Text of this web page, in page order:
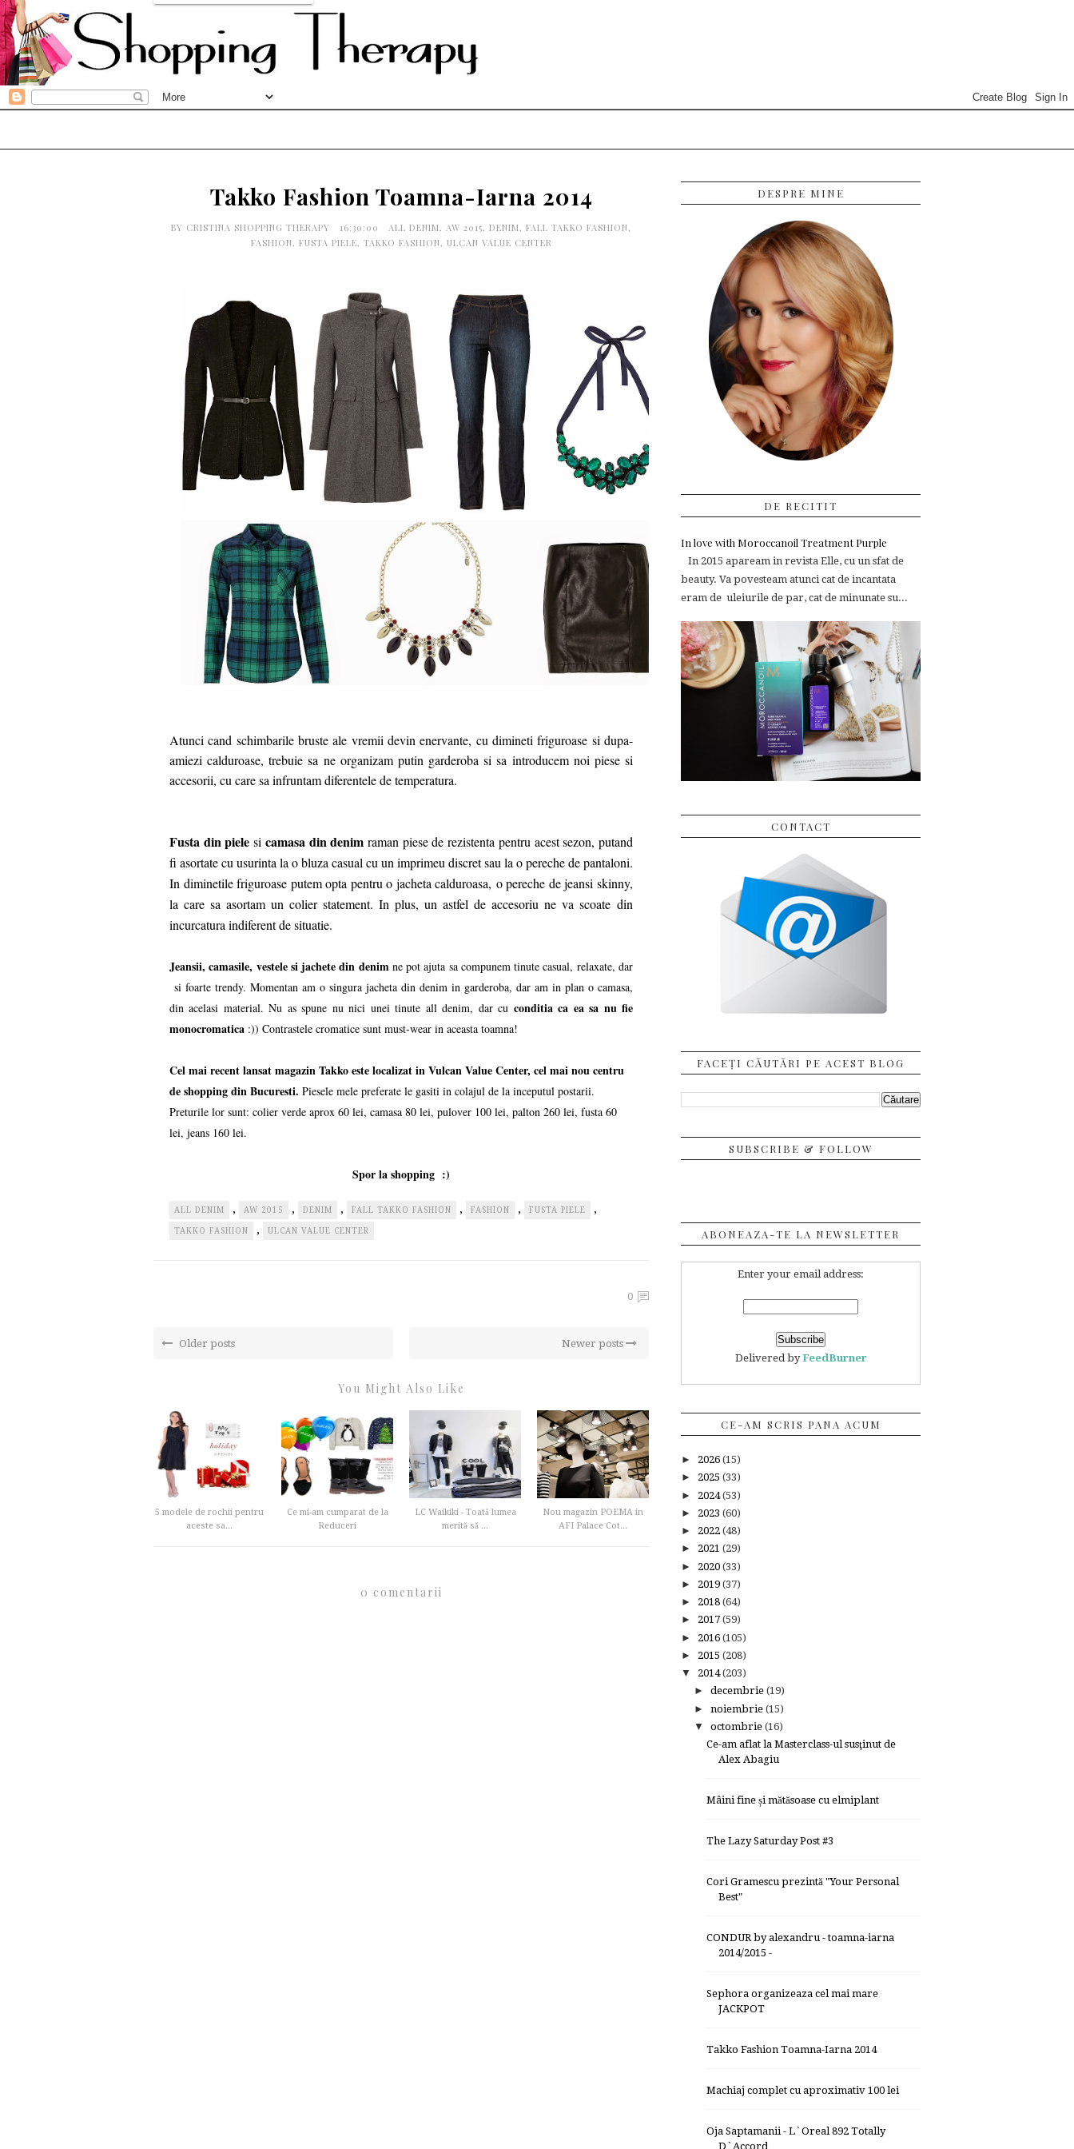
Takko Fashion Toamna-Iarna 2014
BY CRISTINA SHOPPING THERAPY 16:30:00 ALL DENIM, AW 2015, DENIM, FALL TAKKO FASHION,
FASHION, FUSTA PIELE, TAKKO FASHION, ULCAN VALUE CENTER
Atunci cand schimbarile bruste ale vremii devin enervante, cu dimineti friguroase si dupa-
amiezi calduroase, trebuie sa ne organizam putin garderoba si sa introducem noi piese si
accesorii, cu care sa infruntam diferentele de temperatura.
Fusta din piele si camasa din denim raman piese de rezistenta pentru acest sezon, putand
fi asortate cu usurinta la o bluza casual cu un imprimeu discret sau la o pereche de pantaloni.
In diminetile friguroase putem opta pentru o jacheta calduroasa, o pereche de jeansi skinny,
la care sa asortam un colier statement. In plus, un astfel de accesoriu ne va scoate din
incurcatura indiferent de situatie.
Jeansii, camasile, vestele si jachete din denimne pot ajuta sa compunem tinute casual, relaxate, dar
si foarte trendy. Momentan am o singura jacheta din denim in garderoba, dar am in plan o camasa,
din acelasi material. Nu as spune nu nici unei tinute all denim, dar cu conditia ca ea sa nu fie
monocromatica :)) Contrastele cromatice sunt must-wear in aceasta toamna!
Cel mai recent lansat magazin Takko este localizat in Vulcan Value Center, cel mai nou centru
de shopping din Bucuresti. Piesele mele preferate le gasiti in colajul de la inceputul postarii.
Preturile lor sunt: colier verde aprox 60 lei, camasa 80 lei, pulover 100 lei, palton 260 lei, fusta 60
lei, jeans 160 lei.
Spor la shopping :)
ALL DENIM , AW 2015 , DENIM , FALL TAKKO FASHION , FASHION , FUSTA PIELE ,
TAKKO FASHION , ULCAN VALUE CENTER
0
Older posts Newer posts
You Might Also Like
5 modele de rochii pentru
aceste sa...
Ce mi-am cumparat de la
Reduceri
LC Waikiki - Toată lumea
merită să ...
Nou magazin POEMA in
AFI Palace Cot...
0 comentarii
DESPRE MINE
DE RECITIT
In love with Moroccanoil Treatment Purple
In 2015 apaream in revista Elle, cu un sfat de
beauty. Va povesteam atunci cat de incantata
eram de uleiurile de par, cat de minunate su...
CONTACT
FACEȚI CĂUTĂRI PE ACEST BLOG
SUBSCRIBE & FOLLOW
ABONEAZA-TE LA NEWSLETTER
Enter your email address:
Delivered byFeedBurner
CE-AM SCRIS PANA ACUM
► 2026 (15)
► 2025 (33)
► 2024(53)
► 2023 (60)
► 2022 (48)
► 2021 (29)
► 2020 (33)
► 2019 (37)
► 2018 (64)
► 2017 (59)
► 2016 (105)
► 2015 (208)
▼ 2014(203)
► decembrie (19)
► noiembrie (15)
▼ octombrie (16)
Ce-am aflat la Masterclass-ul susţinut de
Alex Abagiu
Mâini fine și mătăsoase cu elmiplant
The Lazy Saturday Post #3
Cori Gramescu prezintă "Your Personal
Best"
CONDUR by alexandru - toamna-iarna
2014/2015 -
Sephora organizeaza cel mai mare
JACKPOT
Takko Fashion Toamna-Iarna 2014
Machiaj complet cu aproximativ 100 lei
Oja Saptamanii - L`Oreal 892 Totally
D`Accord